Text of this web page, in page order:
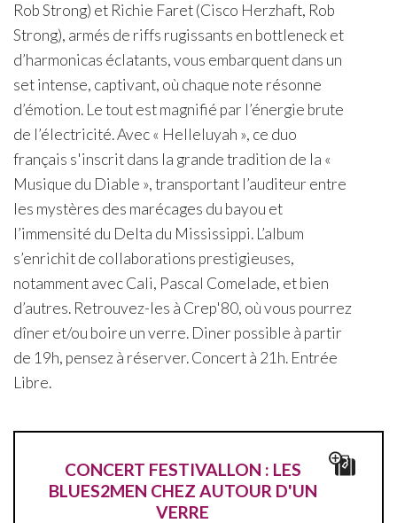
Rob Strong) et Richie Faret (Cisco Herzhaft, Rob
Strong), armés de riffs rugissants en bottleneck et
d’harmonicas éclatants, vous embarquent dans un
set intense, captivant, où chaque note résonne
d’émotion. Le tout est magnifié par l’énergie brute
de l’électricité. Avec « Helleluyah », ce duo
français s'inscrit dans la grande tradition de la «
Musique du Diable », transportant l’auditeur entre
les mystères des marécages du bayou et
l’immensité du Delta du Mississippi. L’album
s’enrichit de collaborations prestigieuses,
notamment avec Cali, Pascal Comelade, et bien
d’autres. Retrouvez-les à Crep'80, où vous pourrez
dîner et/ou boire un verre. Diner possible à partir
de 19h, pensez à réserver. Concert à 21h. Entrée
Libre.
CONCERT FESTIVALLON : LES
BLUES2MEN CHEZ AUTOUR D'UN
VERRE